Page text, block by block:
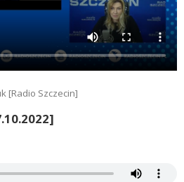
[Radio Szczecin]